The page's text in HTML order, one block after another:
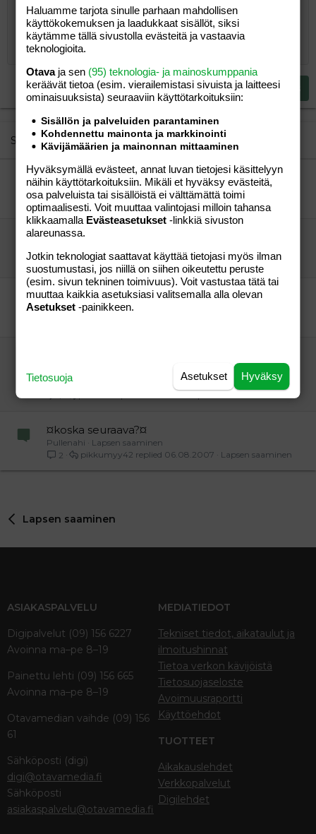
Järjestämätön lista
Suurenna sisennystä
Fontin koko
9
10
12
15
18
22
26
TekstiväriKirjasintyyli
Arial
Book Antiqua
Georgia
Tahoma
Times New Roman
Trebuchet MS
YliviivaaAlleviivattu
Rivinsisäinen koodi
Rivinsisäinen spoiler
Tasaus Tasaa vasemmalle
Keskitä
Tasaa oikealle
Justify text
Paragraph format
Normal
Heading 1
Heading 2
Heading 3
LainausLisää video/media
Lisää taulukko
Insert horizontal line
SpoilerKoodi
Tee uudelleen
BBCode-näkymä
Poista muotoilu
LuonnoksetTallenna luonnos
Poista luonnos
Kirjoita vastaus...
Lähetä vastaus
Similar threads
kaksoset ja sektio
untuva
Lapsen saaminen
Lapsen saaminen
08.04.2007
taustalla
Suunnitellusta sektiosta...
5
Lapsen saaminen
09.02.2007
äippä
Sektiosta
taustalla Lapsen saaminen
Manzu
¤koska seuraava?¤
Pullenahi
Lapsen saaminen
2
Lapsen saaminen
06.08.2007
pikkumyy42
Lapsen saaminen
ASIAKASPALVELU
Digipalvelut (09) 156 6227
Avoinna ma–pe 8–19
Painettu lehti (09) 156 665
Avoinna ma–pe 8–19
Otavamedian vaihde (09) 156
61
Sähköposti (digi)
digi@otavamedia.fi
Sähköposti
asiakaspalvelu@otavamedia.fi
MEDIATIEDOT
Tekniset tiedot, aikataulut ja
ilmoitushinnat
Tietoa verkon kävijöistä
Tietosuojaseloste
Avoimuusraportti
Käyttöehdot
TUOTTEET
Aikakauslehdet
Verkkopalvelut
Digilehdet
Haluamme tarjota sinulle parhaan mahdollisen
käyttökokemuksen ja laadukkaat sisällöt, siksi
käytämme tällä sivustolla evästeitä ja vastaavia
teknologioita.
Otavaja sen (95) teknologia- ja mainoskumppania
keräävät tietoa (esim. vierailemis­tasi sivuista ja laitteesi
ominaisuuk­sista) seuraaviin käyttötarkoituksiin:
Sisällön ja palveluiden parantaminen
Kohdennettu mainonta ja markkinointi
Kävijämäärien ja mainonnan mittaaminen
Hyväksymällä evästeet, annat luvan tietojesi käsittelyyn
näihin käyttötarkoituksiin. Mikäli et hyväksy evästeitä,
osa palveluista tai sisällöistä ei välttämättä toimi
optimaalisesti. Voit muuttaa valintojasi milloin tahansa
klikkaamalla Evästeasetukset -linkkiä sivuston
alareunassa.
Jotkin teknologiat saattavat käyttää tietojasi myös ilman
suostumustasi, jos niillä on siihen oikeutettu peruste
(esim. sivun tekninen toimivuus). Voit vastustaa tätä tai
muuttaa kaikkia asetuksiasi valitsemalla alla olevan
Asetukset -painikkeen.
Hyväksy
Asetukset
Tietosuoja